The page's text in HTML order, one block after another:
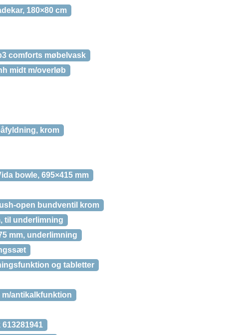
180×80 cm
comforts møbelvask
midt m/overløb
krom
bowle, 695×415 mm
open bundventil krom
til underlimning
mm, underlimning
og tabletter
m/antikalkfunktion